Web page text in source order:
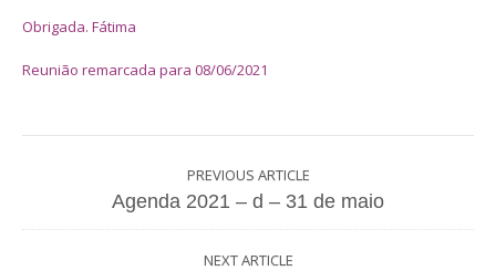
Obrigada. Fátima
Reunião remarcada para 08/06/2021
PREVIOUS ARTICLE
Agenda 2021 – d – 31 de maio
NEXT ARTICLE